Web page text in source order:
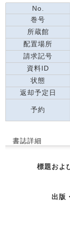
No.
巻号
所蔵館
配置場所
請求記号
資料ID
状態
返却予定日
予約
書誌詳細
標題およ
出版